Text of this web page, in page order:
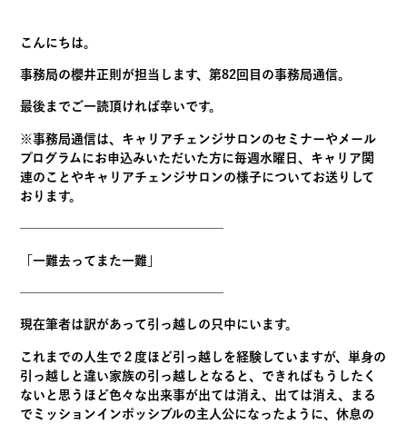
こんにちは。
事務局の櫻井正則が担当します、第82回目の事務局通信。
最後までご一読頂ければ幸いです。
※事務局通信は、 キャリアチェンジサロンのセミナーやメール
プログラムにお申込みいただいた方に毎週水曜日、 キャリア関
連のことやキャリアチェンジサロンの様子についてお送 りして
おります。
————————————————
「一難去ってまた一難」
————————————————
現在筆者は訳があって引っ越しの只中にいます。
これまでの人生で２度ほど引っ越しを経験していますが、
単身の
引っ越しと違い家族の引っ越しとなると、 できればもうしたく
ないと思うほど色々な出来事が出ては消え、 出ては消え、
まる
でミッションインポッシブルの主人公になったように、休息の